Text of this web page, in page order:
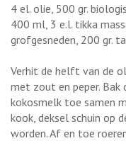
4 el. olie, 500 gr.
400 ml, 3 e.l. tikka
grofgesneden, 200 gr.
Verhit de helft van de
met zout en peper. Bak
kokosmelk toe samen
kook, deksel schuin op
worden. Af en toe